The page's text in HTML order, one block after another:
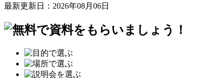
最新更新日：2026年08月06日